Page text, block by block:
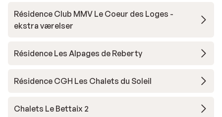
Résidence Club MMV Le Coeur des Loges -
ekstra værelser
Résidence Les Alpages de Reberty
Résidence CGH Les Chalets du Soleil
Chalets Le Bettaix 2